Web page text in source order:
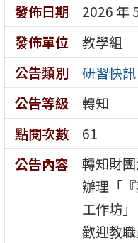
發佈日期
2026 年
發佈單位
教學組
公告類別
研習快訊
公告等級
轉知
點閱次數
61
公告內容
轉知財
辦理「
工作坊」
歡迎教